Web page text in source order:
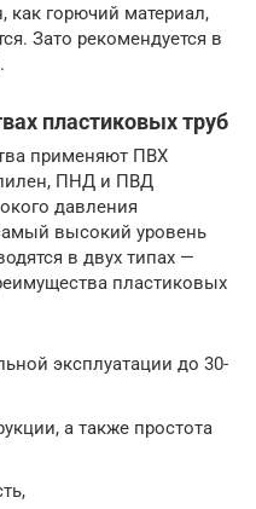
как горючий материал,
Зато рекомендуется в
пластиковых труб
применяют ПВХ
ПНД и ПВД
давления
высокий уровень
в двух типах —
пластиковых
эксплуатации до 30-
а также простота